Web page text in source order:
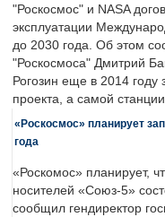
"Роскосмос" и NASA
эксплуатации
до 2030 года. Об этом
"Роскосмоса" Дмитрий
Рогозин еще в 2014 году
проекта, а самой
«Роскосмос» планирует
года
«Роскомос» планирует,
носителей «Союз-5»
сообщил гендиректор